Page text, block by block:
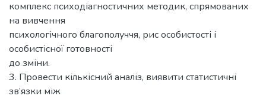
комплекс психодіагностичних методик, спрямованих
на вивчення
психологічного благополуччя, рис особистості і
особистісної готовності
до зміни.
3. Провести кількісний аналіз, виявити статистичні
зв’язки між